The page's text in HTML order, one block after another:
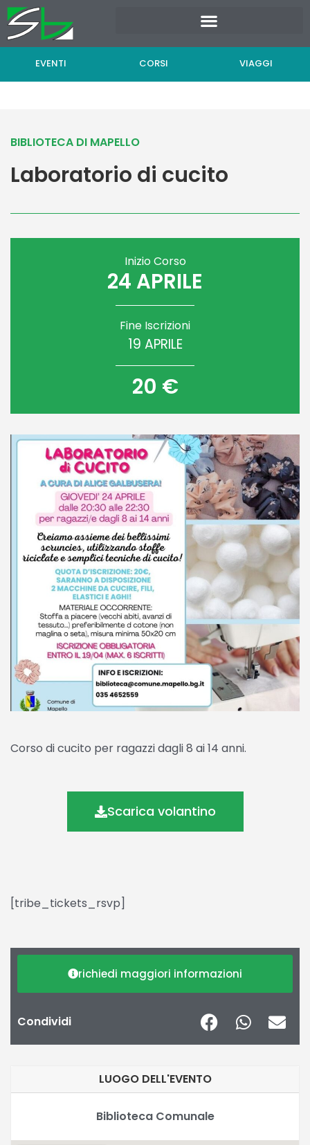
Vai
al
contenuto
EVENTI CORSI VIAGGI
BIBLIOTECA DI MAPELLO
Laboratorio di cucito
Inizio Corso
24 APRILE
Fine Iscrizioni
19 APRILE
20 €
Corso di cucito per ragazzi dagli 8 ai 14 anni.
Scarica volantino
[tribe_tickets_rsvp]
richiedi maggiori informazioni
Condividi
LUOGO DELL'EVENTO
Biblioteca Comunale